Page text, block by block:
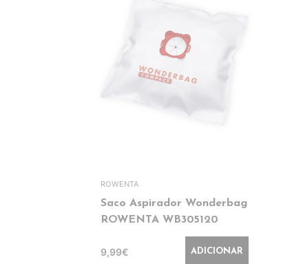
ROWENTA
Saco Aspirador Wonderbag
ROWENTA WB305120
9,99€ ADICIONAR